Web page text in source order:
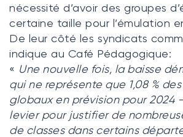
nécessité d’avoir des groupes
certaine taille pour l’émulation
De leur côté les syndicats
indique au Café Pédagogique:
« Une nouvelle fois, la baisse
qui ne représente que 1,08 %
globaux en prévision pour 2024
levier pour justifier de
de classes dans certains